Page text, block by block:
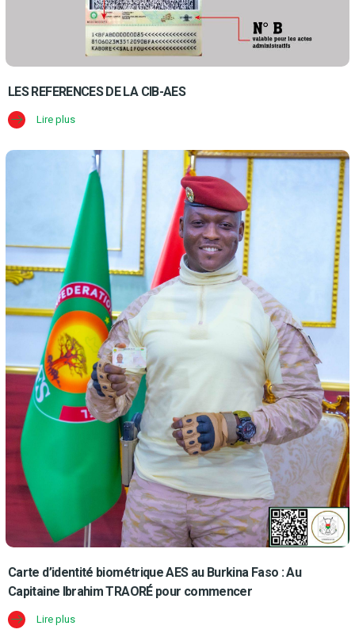
LES REFERENCES DE LA CIB-AES
Lire plus
Carte d’identité biométrique AES au Burkina Faso : Au
Capitaine Ibrahim TRAORÉ pour commencer
Lire plus